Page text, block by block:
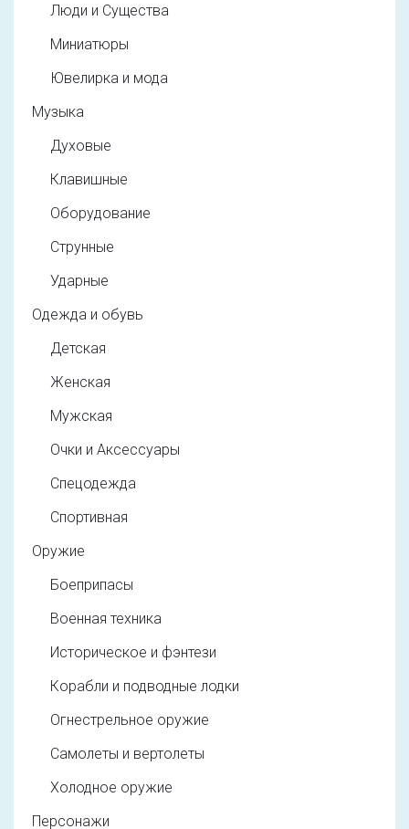
Люди и Существа
Миниатюры
Ювелирка и мода
Музыка
Духовые
Клавишные
Оборудование
Струнные
Ударные
Одежда и обувь
Детская
Женская
Мужская
Очки и Аксессуары
Спецодежда
Спортивная
Оружие
Боеприпасы
Военная техника
Историческое и фэнтези
Корабли и подводные лодки
Огнестрельное оружие
Самолеты и вертолеты
Холодное оружие
Персонажи